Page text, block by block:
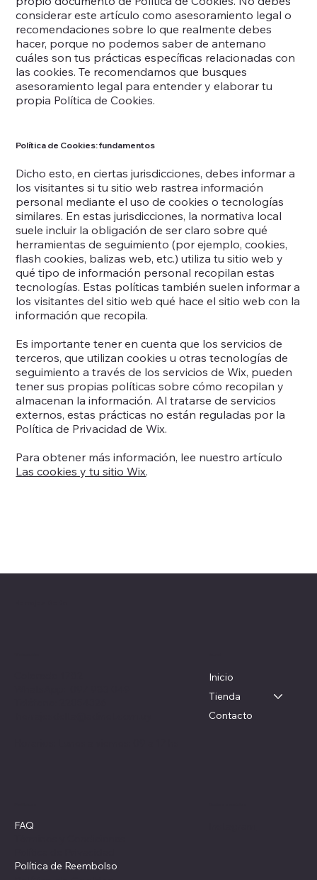
considerar este artículo como asesoramiento legal o
recomendaciones sobre lo que realmente debes
hacer, porque no podemos saber de antemano
cuáles son tus prácticas específicas relacionadas con
las cookies. Te recomendamos que busques
asesoramiento legal para entender y elaborar tu
propia Política de Cookies.
Política de Cookies: fundamentos
Dicho esto, en ciertas jurisdicciones, debes informar a
los visitantes si tu sitio web rastrea información
personal mediante el uso de cookies o tecnologías
similares. En estas jurisdicciones, la normativa local
suele incluir la obligación de ser claro sobre qué
herramientas de seguimiento (por ejemplo, cookies,
flash cookies, balizas web, etc.) utiliza tu sitio web y
qué tipo de información personal recopilan estas
tecnologías. Estas políticas también suelen informar a
los visitantes del sitio web qué hace el sitio web con la
información que recopila.
Es importante tener en cuenta que los servicios de
terceros, que utilizan cookies u otras tecnologías de
seguimiento a través de los servicios de Wix, pueden
tener sus propias políticas sobre cómo recopilan y
almacenan la información. Al tratarse de servicios
externos, estas prácticas no están reguladas por la
Política de Privacidad de Wix.
Para obtener más información, lee nuestro artículo
Las cookies y tu sitio Wix.
Inicio
Tienda
Contacto
FAQ
Política de Reembolso